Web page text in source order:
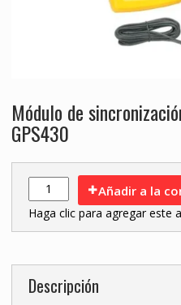
Módulo de
GPS430
Añadir a la
Haga clic para agregar este
Descripción